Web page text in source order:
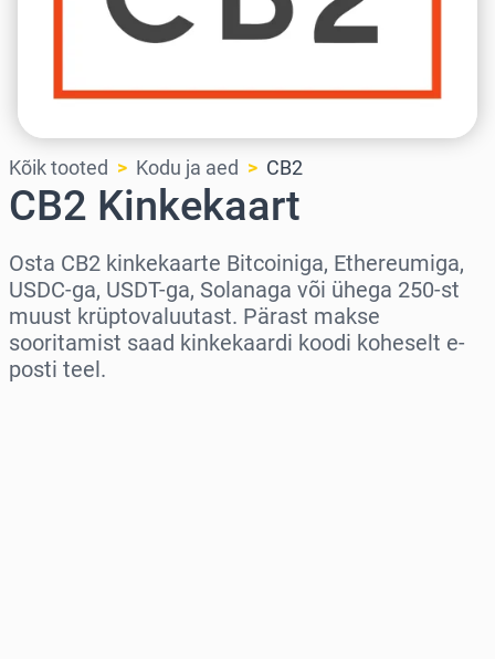
Kõik tooted Kodu ja aed CB2
CB2 Kinkekaart
Osta CB2 kinkekaarte Bitcoiniga, Ethereumiga,
USDC-ga, USDT-ga, Solanaga või ühega 250-st
muust krüptovaluutast. Pärast makse
sooritamist saad kinkekaardi koodi koheselt e-
posti teel.